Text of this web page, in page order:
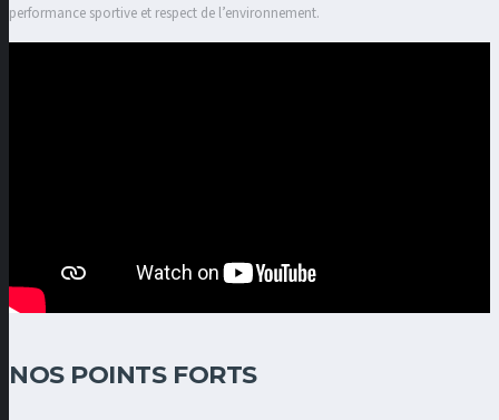
performance sportive et respect de l’environnement.
NOS POINTS FORTS